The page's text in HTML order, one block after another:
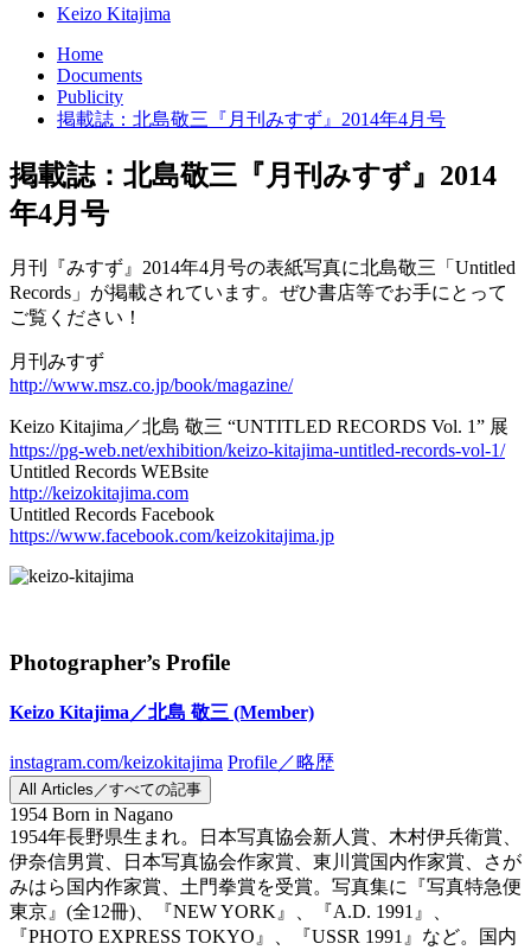
Keizo Kitajima
Home
Documents
Publicity
掲載誌：北島敬三『月刊みすず』2014年4月号
掲載誌：北島敬三『月刊みすず』2014
年4月号
月刊『みすず』2014年4月号の表紙写真に北島敬三「Untitled
Records」が掲載されています。ぜひ書店等でお手にとって
ご覧ください！
月刊みすず
http://www.msz.co.jp/book/magazine/
Keizo Kitajima／北島 敬三 “UNTITLED RECORDS Vol. 1” 展
https://pg-web.net/exhibition/keizo-kitajima-untitled-records-vol-1/
Untitled Records WEBsite
http://keizokitajima.com
Untitled Records Facebook
https://www.facebook.com/keizokitajima.jp
Photographer’s Profile
Keizo Kitajima／北島 敬三 (Member)
instagram.com/keizokitajima Profile／略歴
All Articles／すべての記事
1954 Born in Nagano
1954年長野県生まれ。日本写真協会新人賞、木村伊兵衛賞、
伊奈信男賞、日本写真協会作家賞、東川賞国内作家賞、さが
みはら国内作家賞、土門拳賞を受賞。写真集に『写真特急便
東京』(全12冊)、『NEW YORK』、『A.D. 1991』、
『PHOTO EXPRESS TOKYO』、『USSR 1991』など。国内